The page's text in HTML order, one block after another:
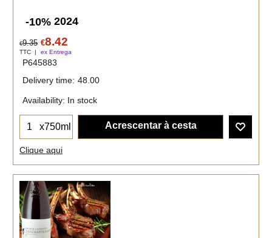
-10% 2024
€9.35 €8.42
TTC ex Entrega
P645883
Delivery time: 48.00
Availability: In stock
x750ml Acrescentar à cesta
Clique aqui